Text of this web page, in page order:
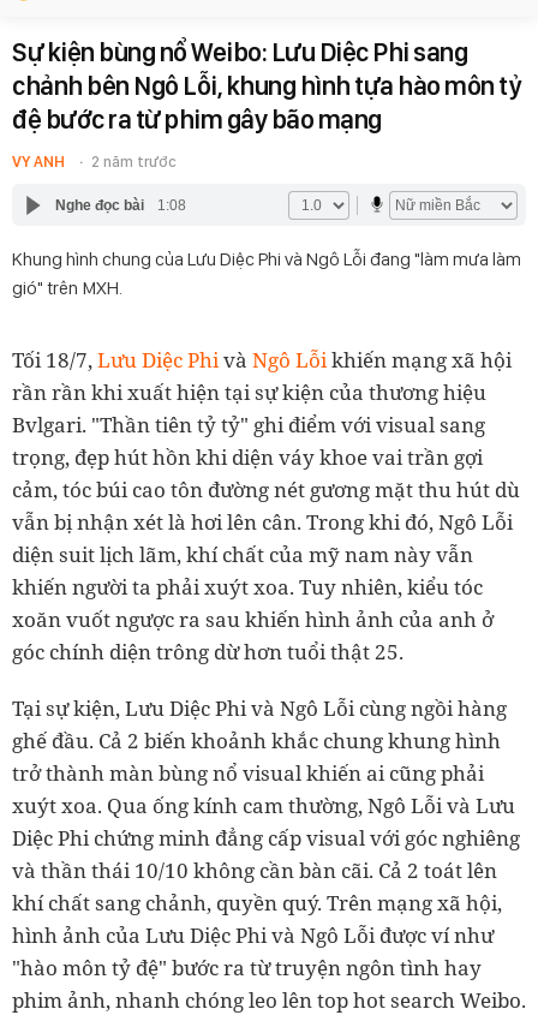
Sự kiện bùng nổ Weibo: Lưu Diệc Phi sang
chảnh bên Ngô Lỗi, khung hình tựa hào môn tỷ
đệ bước ra từ phim gây bão mạng
VY ANH 2 năm trước
Nghe đọc bài 1:08
Khung hình chung của Lưu Diệc Phi và Ngô Lỗi đang "làm mưa làm
gió" trên MXH.
Tối 18/7,Lưu Diệc Phivà Ngô Lỗikhiến mạng xã hội
rần rần khi xuất hiện tại sự kiện của thương hiệu
Bvlgari. "Thần tiên tỷ tỷ" ghi điểm với visual sang
trọng, đẹp hút hồn khi diện váy khoe vai trần gợi
cảm, tóc búi cao tôn đường nét gương mặt thu hút dù
vẫn bị nhận xét là hơi lên cân. Trong khi đó, Ngô Lỗi
diện suit lịch lãm,khí chất của mỹ nam này vẫn
khiến người ta phải xuýt xoa. Tuy nhiên, kiểu tóc
xoăn vuốt ngược ra sau khiến hình ảnh của anh ở
góc chính diện trông dừ hơn tuổi thật 25.
Tại sự kiện, Lưu Diệc Phi và Ngô Lỗi cùng ngồi hàng
ghế đầu. Cả 2 biến khoảnh khắc chung khung hình
trở thành màn bùng nổ visual khiến ai cũng phải
xuýt xoa. Qua ống kính cam thường, Ngô Lỗi và Lưu
Diệc Phi chứng minh đẳng cấp visual với góc nghiêng
và thần thái 10/10 không cần bàn cãi. Cả 2 toát lên
khí chất sang chảnh, quyền quý. Trên mạng xã hội,
hình ảnh của Lưu Diệc Phi và Ngô Lỗi được ví như
"hào môn tỷ đệ" bước ra từ truyện ngôn tình hay
phim ảnh, nhanh chóng leo lên top hot search Weibo.